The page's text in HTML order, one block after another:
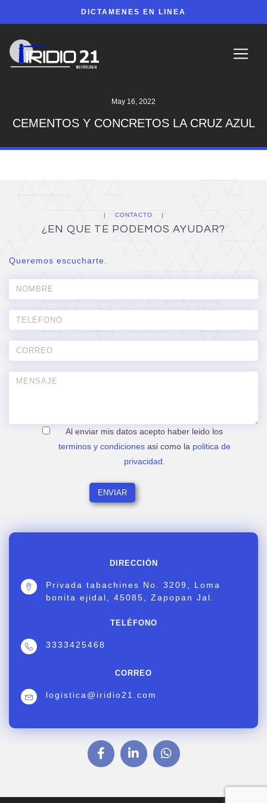
DICTAMENES EN LINEA
May 16, 2022
CEMENTOS Y CONCRETOS LA CRUZ AZUL
DIRECCIÓN
Privada tabachines No. 3209, Loma
bonita ejidal, 45085, Zapopan Jal.
TELÉFONO
3333425468
CORREO
logistica@iridio21.com
CONTACTO
¿EN QUE TE PODEMOS AYUDAR?
Queremos escucharte.
Al enviar mis datos acepto haber leido los
terminos y condicionesasi como la politica de
privacidad